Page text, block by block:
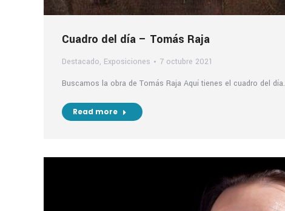
Cuadro del día – Tomás Raja
Destacado, Exposiciones
7 octubre 2021
Buscamos la obra de Tomás Raja Aquí tienes el cuadro del día.
Read more